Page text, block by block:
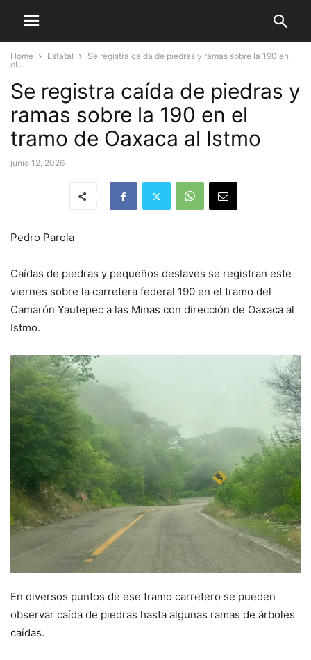
Home Estatal
Se registra caída de piedras y ramas sobre la 190 en
el...
Se registra caída de piedras y
ramas sobre la 190 en el
tramo de Oaxaca al Istmo
junio 12, 2026
Pedro Parola
Caídas de piedras y pequeños deslaves se registran este
viernes sobre la carretera federal 190 en el tramo del
Camarón Yautepec a las Minas con dirección de Oaxaca al
Istmo.
En diversos puntos de ese tramo carretero se pueden
observar caída de piedras hasta algunas ramas de árboles
caídas.